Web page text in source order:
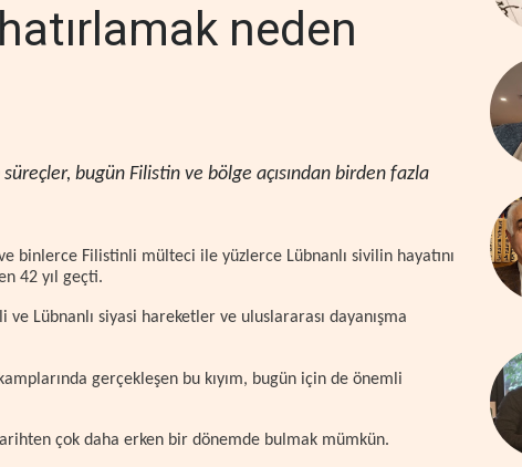
neden
bugün Filistin ve bölge açısından birden fazla
binlerce Filistinli mülteci ile yüzlerce Lübnanlı sivilin hayatını
42 yıl geçti.
Lübnanlı siyasi hareketler ve uluslararası dayanışma
gerçekleşen bu kıyım, bugün için de önemli
çok daha erken bir dönemde bulmak mümkün.